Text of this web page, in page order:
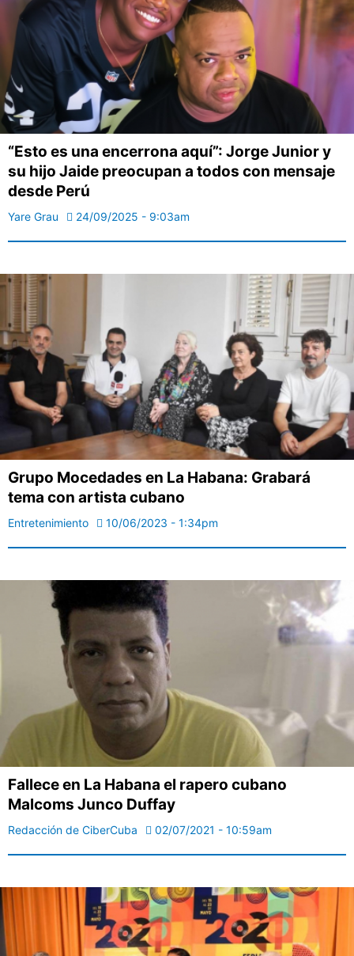
“Esto es una encerrona aquí”: Jorge Junior y
su hijo Jaide preocupan a todos con mensaje
desde Perú
Yare Grau 24/09/2025 - 9:03am
Grupo Mocedades en La Habana: Grabará
tema con artista cubano
Entretenimiento 10/06/2023 - 1:34pm
Fallece en La Habana el rapero cubano
Malcoms Junco Duffay
Redacción de CiberCuba 02/07/2021 - 10:59am